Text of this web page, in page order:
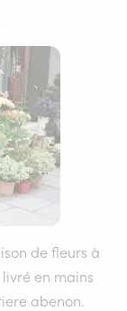
de fleurs à
en mains
abenon.